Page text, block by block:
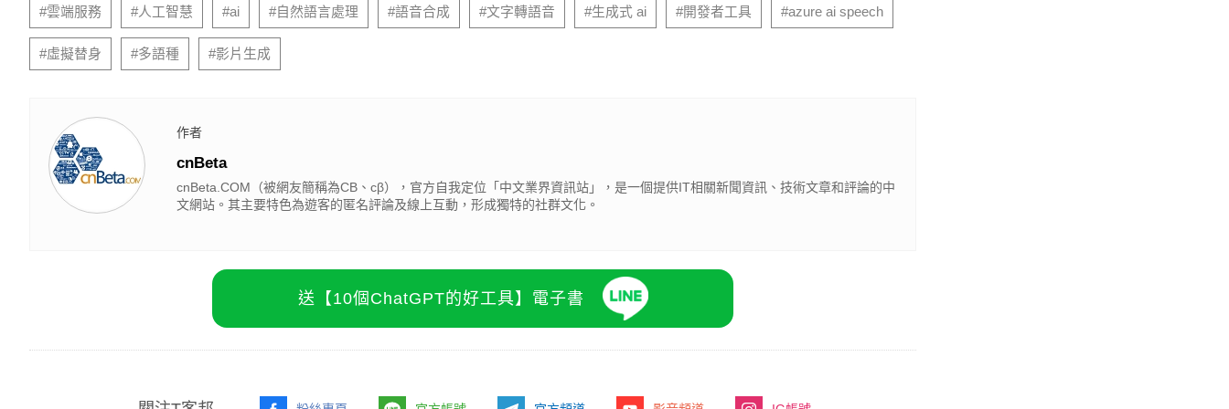
#雲端服務 #人工智慧 #ai #自然語言處理 #語音合成 #文字轉語音 #生成式 ai #開發者工具 #azure ai speech
#虛擬替身 #多語種 #影片生成
作者
cnBeta
cnBeta.COM（被網友簡稱為CB、cβ），官方自我定位「中文業界資訊站」，是一個提供IT相關新聞資訊、技術文章和評論的中
文網站。其主要特色為遊客的匿名評論及線上互動，形成獨特的社群文化。
送【10個ChatGPT的好工具】電子書